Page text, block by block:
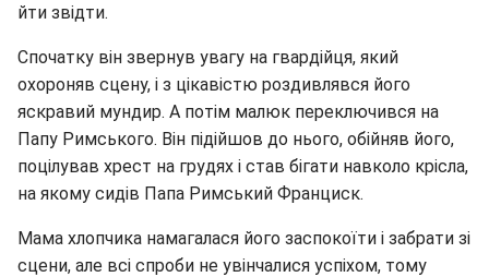
йти звідти.
Спочатку він звернув увагу на гвардійця, який
охороняв сцену, і з цікавістю роздивлявся його
яскравий мундир. А потім малюк переключився на
Папу Римського. Він підійшов до нього, обійняв його,
поцілував хрест на грудях і став бігати навколо крісла,
на якому сидів Папа Римський Франциск.
Мама хлопчика намагалася його заспокоїти і забрати зі
сцени, але всі спроби не увінчалися успіхом, тому